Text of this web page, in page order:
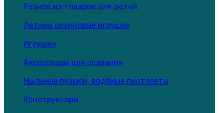
Разное из товаров для детей
Летние резиновые игрушки
Игрушки
Аксессуары для плавания
Мыльные пузыри, водяные пистолеты
Конструкторы